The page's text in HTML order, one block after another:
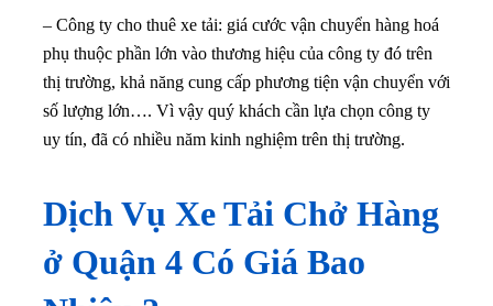
– Công ty cho thuê xe tải: giá cước vận chuyển hàng hoá
phụ thuộc phần lớn vào thương hiệu của công ty đó trên
thị trường, khả năng cung cấp phương tiện vận chuyển với
số lượng lớn…. Vì vậy quý khách cần lựa chọn công ty
uy tín, đã có nhiều năm kinh nghiệm trên thị trường.
Dịch Vụ Xe Tải Chở Hàng
ở Quận 4 Có Giá Bao